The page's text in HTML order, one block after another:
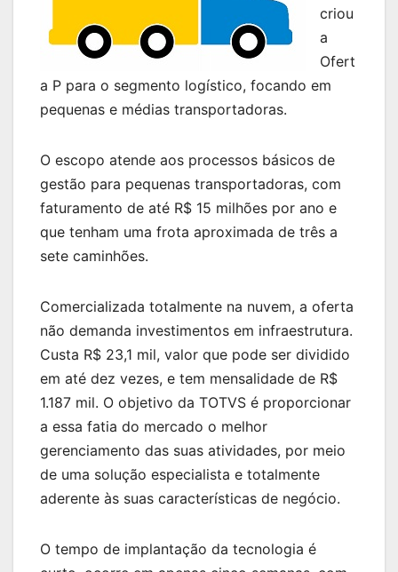
criou
a
Ofert
a P para o segmento logístico, focando em
pequenas e médias transportadoras.
O escopo atende aos processos básicos de
gestão para pequenas transportadoras, com
faturamento de até R$ 15 milhões por ano e
que tenham uma frota aproximada de três a
sete caminhões.
Comercializada totalmente na nuvem, a oferta
não demanda investimentos em infraestrutura.
Custa R$ 23,1 mil, valor que pode ser dividido
em até dez vezes, e tem mensalidade de R$
1.187 mil. O objetivo da TOTVS é proporcionar
a essa fatia do mercado o melhor
gerenciamento das suas atividades, por meio
de uma solução especialista e totalmente
aderente às suas características de negócio.
O tempo de implantação da tecnologia é